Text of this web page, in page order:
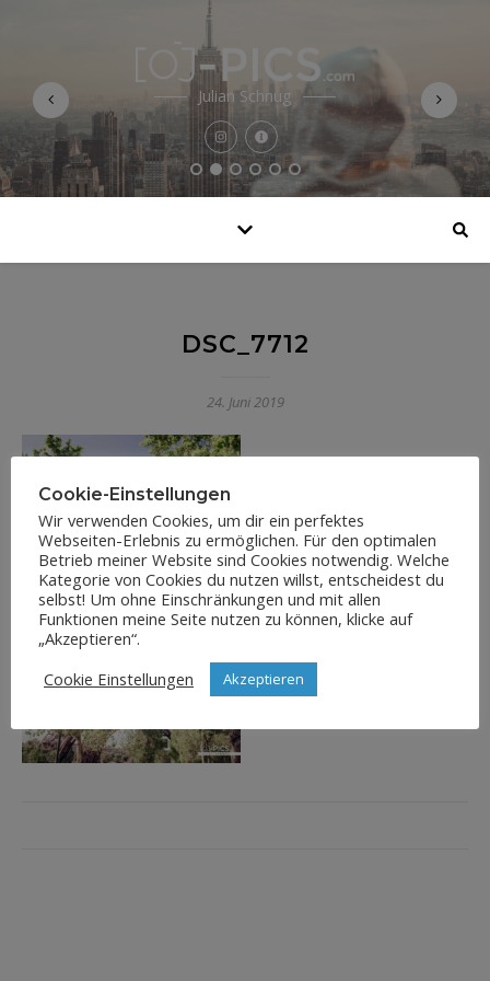
Julian Schnug
DSC_7712
24. Juni 2019
Cookie-Einstellungen
Wir verwenden Cookies, um dir ein perfektes
Webseiten-Erlebnis zu ermöglichen. Für den optimalen
Betrieb meiner Website sind Cookies notwendig. Welche
Kategorie von Cookies du nutzen willst, entscheidest du
selbst! Um ohne Einschränkungen und mit allen
Funktionen meine Seite nutzen zu können, klicke auf
„Akzeptieren“.
Cookie Einstellungen
Akzeptieren